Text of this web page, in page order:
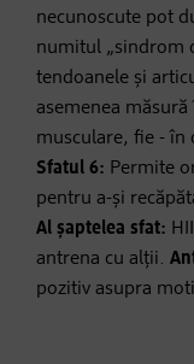
necunoscute pot
numitul „sindrom
tendoanele și
asemenea
musculare, fie - în
Sfatul 6: Permite
pentru a-și
Al șaptelea sfat:
antrena cu alții.
pozitiv asupra